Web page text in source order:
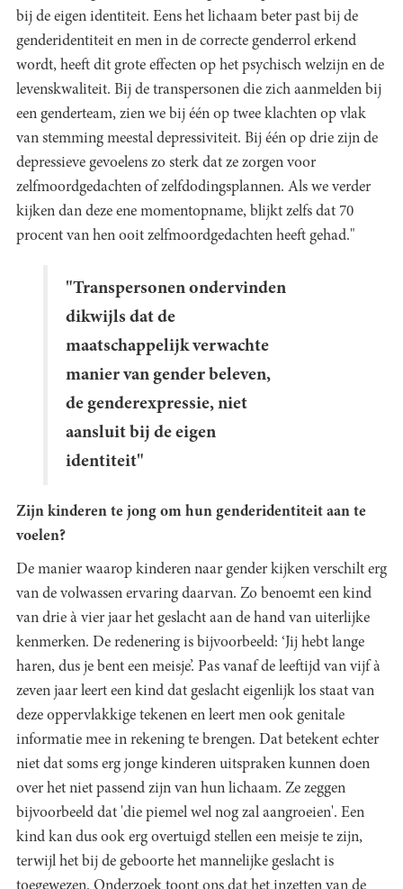
bij de eigen identiteit. Eens het lichaam beter past bij de
genderidentiteit en men in de correcte genderrol erkend
wordt, heeft dit grote effecten op het psychisch welzijn en de
levenskwaliteit. Bij de transpersonen die zich aanmelden bij
een genderteam, zien we bij één op twee klachten op vlak
van stemming meestal depressiviteit. Bij één op drie zijn de
depressieve gevoelens zo sterk dat ze zorgen voor
zelfmoordgedachten of zelfdodingsplannen. Als we verder
kijken dan deze ene momentopname, blijkt zelfs dat 70
procent van hen ooit zelfmoordgedachten heeft gehad."
"Transpersonen ondervinden
dikwijls dat de
maatschappelijk verwachte
manier van gender beleven,
de genderexpressie, niet
aansluit bij de eigen
identiteit"
Zijn kinderen te jong om hun genderidentiteit aan te
voelen?
De manier waarop kinderen naar gender kijken verschilt erg
van de volwassen ervaring daarvan. Zo benoemt een kind
van drie à vier jaar het geslacht aan de hand van uiterlijke
kenmerken. De redenering is bijvoorbeeld: ‘Jij hebt lange
haren, dus je bent een meisje’. Pas vanaf de leeftijd van vijf à
zeven jaar leert een kind dat geslacht eigenlijk los staat van
deze oppervlakkige tekenen en leert men ook genitale
informatie mee in rekening te brengen. Dat betekent echter
niet dat soms erg jonge kinderen uitspraken kunnen doen
over het niet passend zijn van hun lichaam. Ze zeggen
bijvoorbeeld dat 'die piemel wel nog zal aangroeien'. Een
kind kan dus ook erg overtuigd stellen een meisje te zijn,
terwijl het bij de geboorte het mannelijke geslacht is